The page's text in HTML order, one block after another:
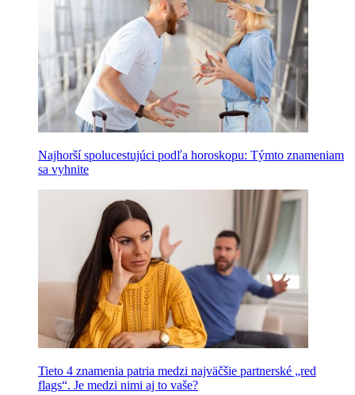
Najhorší spolucestujúci podľa horoskopu: Týmto znameniam
sa vyhnite
Tieto 4 znamenia patria medzi najväčšie partnerské „red
flags“. Je medzi nimi aj to vaše?